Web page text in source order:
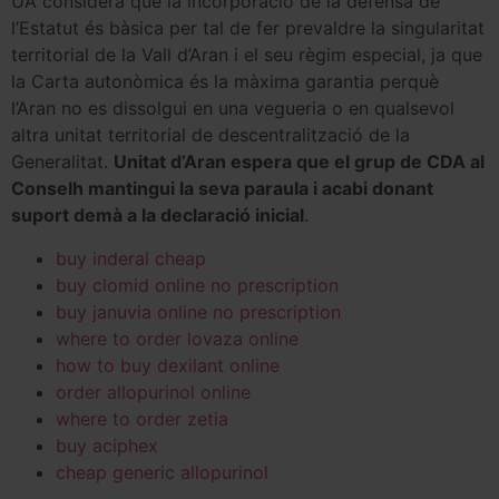
l’Estatut és bàsica per tal de fer prevaldre la singularitat
territorial de la Vall d’Aran i el seu règim especial, ja que
la Carta autonòmica és la màxima garantia perquè
l’Aran no es dissolgui en una vegueria o en qualsevol
altra unitat territorial de descentralització de la
Generalitat. Unitat d’Aran espera que el grup de CDA al
Conselh mantingui la seva paraula i acabi donant
suport demà a la declaració inicial.
buy inderal cheap
buy clomid online no prescription
buy januvia online no prescription
where to order lovaza online
how to buy dexilant online
order allopurinol online
where to order zetia
buy aciphex
cheap generic allopurinol